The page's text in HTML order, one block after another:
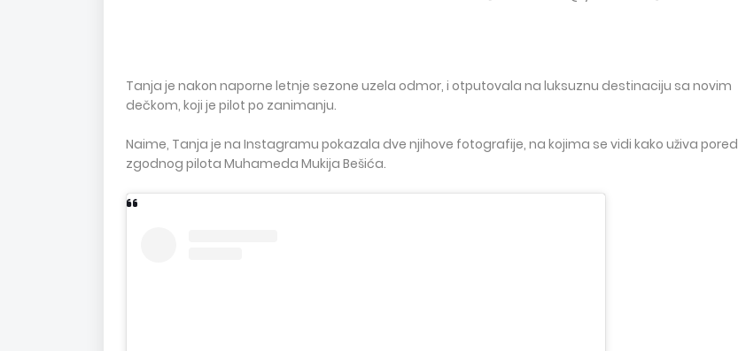
Tanja je nakon naporne letnje sezone uzela odmor, i otputovala na luksuznu destinaciju sa novim
dečkom, koji je pilot po zanimanju.
Naime, Tanja je na Instagramu pokazala dve njihove fotografije, na kojima se vidi kako uživa pored
zgodnog pilota Muhameda Mukija Bešića.